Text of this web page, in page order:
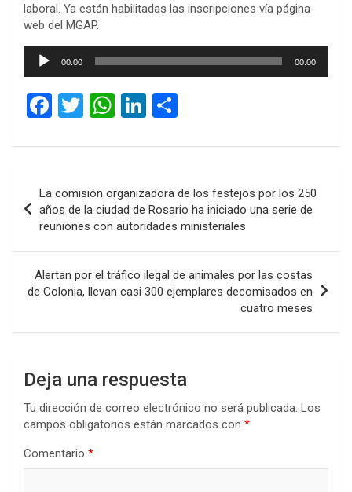
laboral. Ya están habilitadas las inscripciones vía página
web del MGAP.
Reproductor
00:00 00:00
F
ce
o
o
k
T
tt
W
at
A
p
p
Li
ke
n
m
ar
tir
de
entradas
La comisión organizadora de los festejos por los 250
años de la ciudad de Rosario ha iniciado una serie de
reuniones con autoridades ministeriales
Alertan por el tráfico ilegal de animales por las costas
de Colonia, llevan casi 300 ejemplares decomisados en
cuatro meses
Deja una respuesta
Tu dirección de correo electrónico no será publicada. Los
campos obligatorios están marcados con *
Comentario *